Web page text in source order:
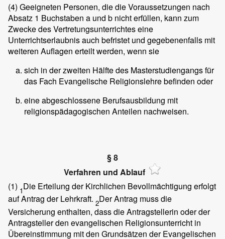
(4) Geeigneten Personen, die die Voraussetzungen nach
Absatz 1 Buchstaben a und b nicht erfüllen, kann zum
Zwecke des Vertretungsunterrichtes eine
Unterrichtserlaubnis auch befristet und gegebenenfalls mit
weiteren Auflagen erteilt werden, wenn sie
sich in der zweiten Hälfte des Masterstudiengangs für
das Fach Evangelische Religionslehre befinden oder
eine abgeschlossene Berufsausbildung mit
religionspädagogischen Anteilen nachweisen.
§ 8
Verfahren und Ablauf
(1) 1Die Erteilung der Kirchlichen Bevollmächtigung erfolgt
auf Antrag der Lehrkraft. 2Der Antrag muss die
Versicherung enthalten, dass die Antragstellerin oder der
Antragsteller den evangelischen Religionsunterricht in
Übereinstimmung mit den Grundsätzen der Evangelischen